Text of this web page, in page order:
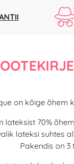
on kõige õhem
lateksist 70%
lateksi suhtes
Pakendis on 3